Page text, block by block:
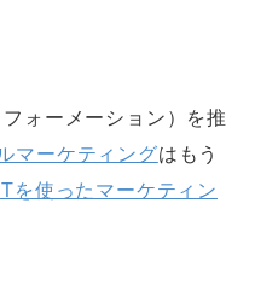
ォーメーション）を推
マーケティングはもう
を使ったマーケティン